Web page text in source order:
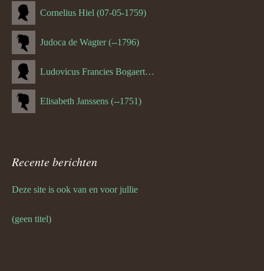
Cornelius Hiel (07-05-1759)
Judoca de Wagter (--1796)
Ludovicus Francies Bogaert (--1825)
Elisabeth Janssens (--1751)
Recente berichten
Deze site is ook van en voor jullie
(geen titel)